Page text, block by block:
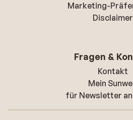
Marketing-
Disclaimer
Fragen &
Kontakt
Mein
für Newsletter